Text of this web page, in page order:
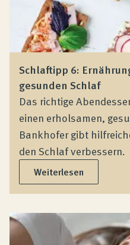
Schlaftipp 6:
gesunden Schlaf
Das richtige
einen erholsamen,
Bankhofer gibt
den Schlaf verbessern.
Weiterlesen